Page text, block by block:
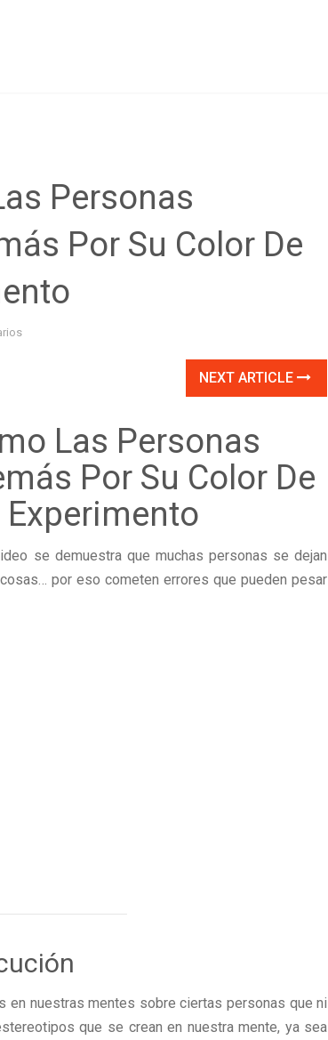
Personas
Por Su Color De
NEXT ARTICLE
Las Personas
Por Su Color De
Experimento
se demuestra que muchas personas se dejan
por eso cometen errores que pueden pesar
nuestras mentes sobre ciertas personas que ni
que se crean en nuestra mente, ya sea